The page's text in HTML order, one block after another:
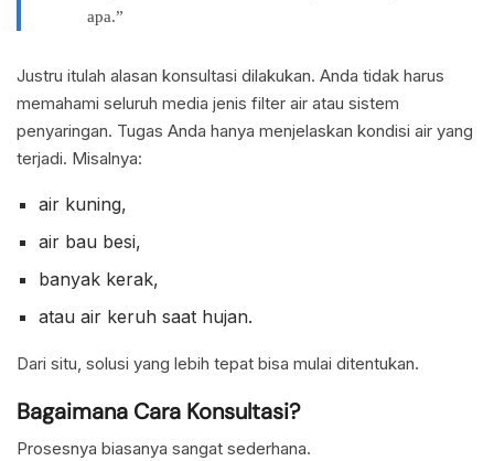
apa.”
Justru itulah alasan konsultasi dilakukan. Anda tidak harus
memahami seluruh media jenis filter air atau sistem
penyaringan. Tugas Anda hanya menjelaskan kondisi air yang
terjadi. Misalnya:
air kuning,
air bau besi,
banyak kerak,
atau air keruh saat hujan.
Dari situ, solusi yang lebih tepat bisa mulai ditentukan.
Bagaimana Cara Konsultasi?
Prosesnya biasanya sangat sederhana.